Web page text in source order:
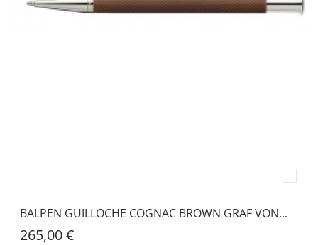
BALPEN GUILLOCHE COGNAC BROWN GRAF VON...
265,00 €